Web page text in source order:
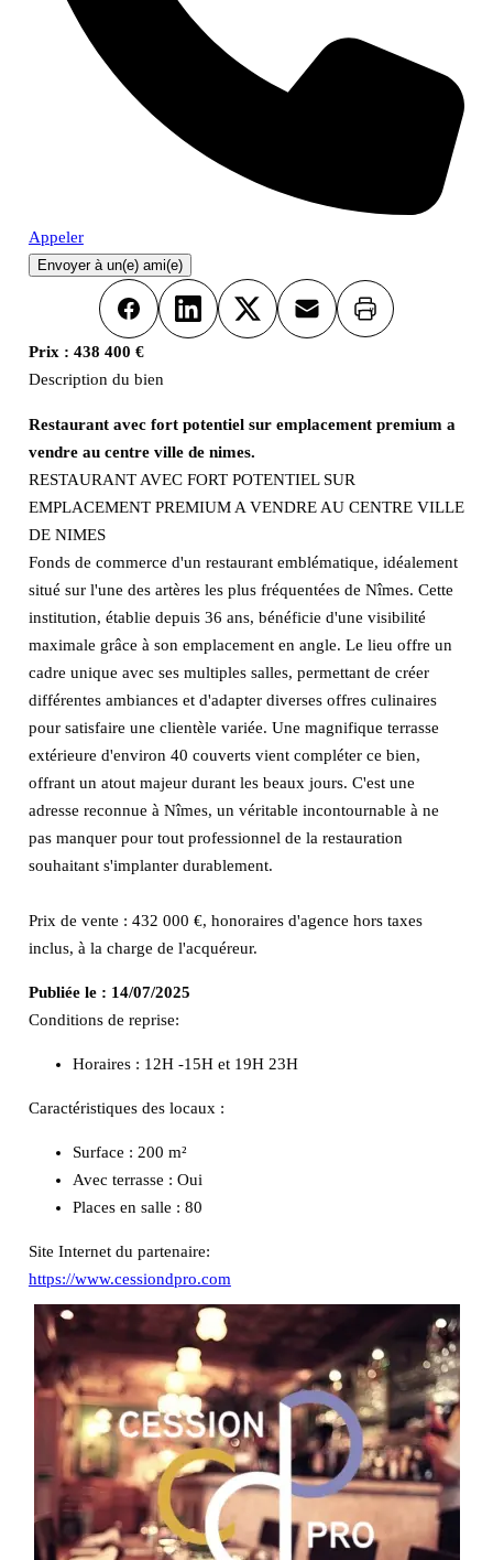
Appeler
Envoyer à un(e) ami(e)
FacebookLinkedInX Email Imprimer
Prix : 438 400 €
Description du bien
Restaurant avec fort potentiel sur emplacement premium a
vendre au centre ville de nimes.
RESTAURANT AVEC FORT POTENTIEL SUR
EMPLACEMENT PREMIUM A VENDRE AU CENTRE VILLE
DE NIMES
Fonds de commerce d'un restaurant emblématique, idéalement
situé sur l'une des artères les plus fréquentées de Nîmes. Cette
institution, établie depuis 36 ans, bénéficie d'une visibilité
maximale grâce à son emplacement en angle. Le lieu offre un
cadre unique avec ses multiples salles, permettant de créer
différentes ambiances et d'adapter diverses offres culinaires
pour satisfaire une clientèle variée. Une magnifique terrasse
extérieure d'environ 40 couverts vient compléter ce bien,
offrant un atout majeur durant les beaux jours. C'est une
adresse reconnue à Nîmes, un véritable incontournable à ne
pas manquer pour tout professionnel de la restauration
souhaitant s'implanter durablement.
Prix de vente : 432 000 €, honoraires d'agence hors taxes
inclus, à la charge de l'acquéreur.
Publiée le : 14/07/2025
Conditions de reprise:
Horaires : 12H -15H et 19H 23H
Caractéristiques des locaux :
Surface : 200 m²
Avec terrasse : Oui
Places en salle : 80
Site Internet du partenaire:
https://www.cessiondpro.com